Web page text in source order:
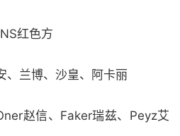
红色方
、兰博、沙皇、阿卡丽
赵信、Faker瑞兹、Peyz艾